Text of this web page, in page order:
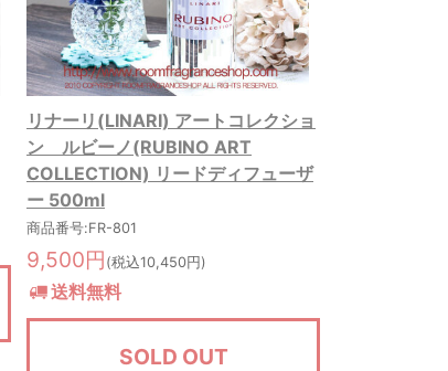
リナーリ(LINARI) アートコレクショ
ン ルビーノ(RUBINO ART
COLLECTION) リードディフューザ
ー 500ml
商品番号:FR-801
9,500円 (税込10,450円)
送料無料
SOLD OUT